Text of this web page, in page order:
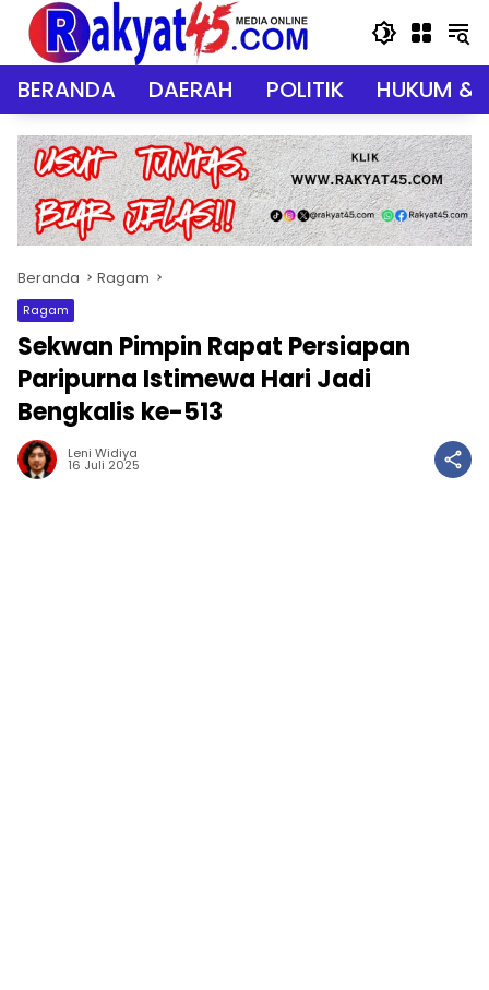
Langsung
konten
BERANDA DAERAH POLITIK HUKUM &
Beranda Ragam
Ragam
Sekwan Pimpin Rapat Persiapan
Paripurna Istimewa Hari Jadi
Bengkalis ke-513
Leni Widiya
16 Juli 2025